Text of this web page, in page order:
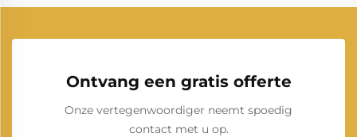
Ontvang een gratis offerte
Onze vertegenwoordiger neemt spoedig
contact met u op.